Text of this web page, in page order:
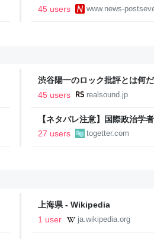
ーンダウンも、X再始動で“ノ
45 users www.news-
渋谷陽一のロック批評とは何
ックン・ロール 渋谷陽一評
45 users realsound.jp
【ネタバレ注意】国際政治学
政治の視点から考察した記事
27 users togetter.com
上海県 - Wikipedia
1 user
ja.wikipedia.org